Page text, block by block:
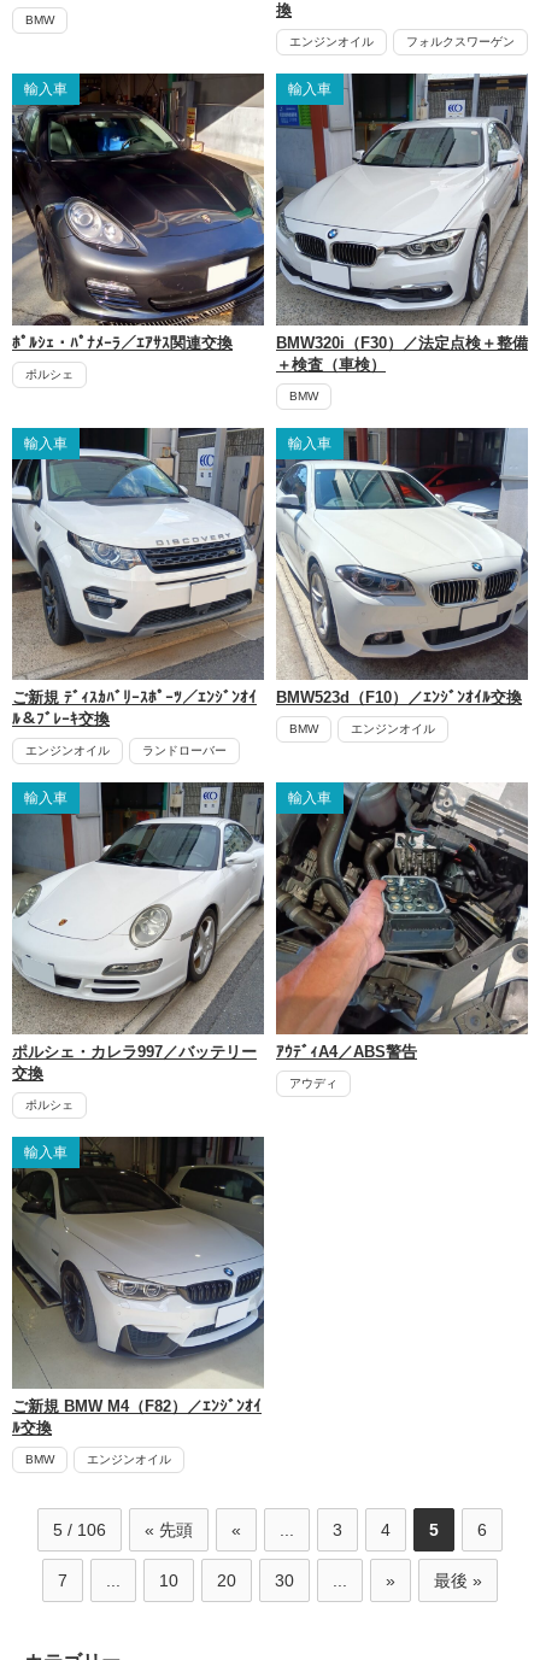
BMW
換
エンジンオイル フォルクスワーゲン
輸入車
ﾎﾟﾙｼｪ・ﾊﾟﾅﾒｰﾗ／ｴｱｻｽ関連交換
ポルシェ
輸入車
BMW320i（F30）／法定点検＋整備
＋検査（車検）
BMW
輸入車
ご新規 ﾃﾞｨｽｶﾊﾞﾘｰｽﾎﾟｰﾂ／ｴﾝｼﾞﾝｵｲ
ﾙ＆ﾌﾞﾚｰｷ交換
エンジンオイル ランドローバー
輸入車
BMW523d（F10）／ｴﾝｼﾞﾝｵｲﾙ交換
BMW エンジンオイル
輸入車
ポルシェ・カレラ997／バッテリー
交換
ポルシェ
輸入車
ｱｳﾃﾞｨA4／ABS警告
アウディ
輸入車
ご新規 BMW M4（F82）／ｴﾝｼﾞﾝｵｲ
ﾙ交換
BMW エンジンオイル
5 / 106 « 先頭 « 3 4 5 6
7 10 20 30 » 最後 »